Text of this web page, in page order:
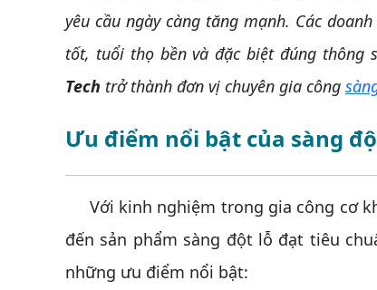
yêu cầu ngày càng tăng mạnh. Các
tốt, tuổi thọ bền và đặc biệt đúng thông
Tech trở thành đơn vị chuyên gia công
Ưu điểm nổi bật của sàng
Với kinh nghiệm trong gia công cơ
đến sản phẩm sàng đột lỗ đạt tiêu
những ưu điểm nổi bật: